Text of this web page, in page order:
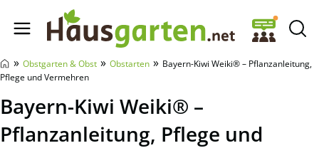
Hausgarten.net
» Obstgarten & Obst » Obstarten » Bayern-Kiwi Weiki® – Pflanzanleitung,
Pflege und Vermehren
Bayern-Kiwi Weiki® –
Pflanzanleitung, Pflege und